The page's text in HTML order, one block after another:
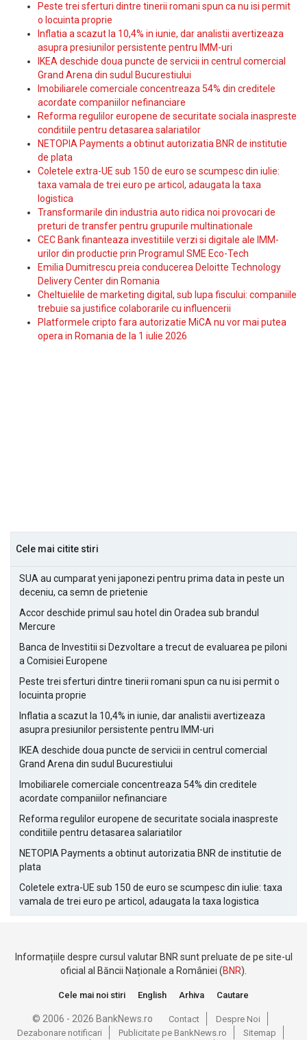
Peste trei sferturi dintre tinerii romani spun ca nu isi permit
o locuinta proprie
Inflatia a scazut la 10,4% in iunie, dar analistii avertizeaza
asupra presiunilor persistente pentru IMM-uri
IKEA deschide doua puncte de servicii in centrul comercial
Grand Arena din sudul Bucurestiului
Imobiliarele comerciale concentreaza 54% din creditele
acordate companiilor nefinanciare
Reforma regulilor europene de securitate sociala inaspreste
conditiile pentru detasarea salariatilor
NETOPIA Payments a obtinut autorizatia BNR de institutie
de plata
Coletele extra-UE sub 150 de euro se scumpesc din iulie:
taxa vamala de trei euro pe articol, adaugata la taxa
logistica
Transformarile din industria auto ridica noi provocari de
preturi de transfer pentru grupurile multinationale
CEC Bank finanteaza investitiile verzi si digitale ale IMM-
urilor din productie prin Programul SME Eco-Tech
Emilia Dumitrescu preia conducerea Deloitte Technology
Delivery Center din Romania
Cheltuielile de marketing digital, sub lupa fiscului: companiile
trebuie sa justifice colaborarile cu influencerii
Platformele cripto fara autorizatie MiCA nu vor mai putea
opera in Romania de la 1 iulie 2026
Cele mai citite stiri
SUA au cumparat yeni japonezi pentru prima data in peste un
deceniu, ca semn de prietenie
Accor deschide primul sau hotel din Oradea sub brandul
Mercure
Banca de Investitii si Dezvoltare a trecut de evaluarea pe piloni
a Comisiei Europene
Peste trei sferturi dintre tinerii romani spun ca nu isi permit o
locuinta proprie
Inflatia a scazut la 10,4% in iunie, dar analistii avertizeaza
asupra presiunilor persistente pentru IMM-uri
IKEA deschide doua puncte de servicii in centrul comercial
Grand Arena din sudul Bucurestiului
Imobiliarele comerciale concentreaza 54% din creditele
acordate companiilor nefinanciare
Reforma regulilor europene de securitate sociala inaspreste
conditiile pentru detasarea salariatilor
NETOPIA Payments a obtinut autorizatia BNR de institutie de
plata
Coletele extra-UE sub 150 de euro se scumpesc din iulie: taxa
vamala de trei euro pe articol, adaugata la taxa logistica
Informațiile despre cursul valutar BNR sunt preluate de pe site-ul
oficial al Băncii Naționale a României (BNR).
Cele mai noi stiri English Arhiva Cautare
© 2006 - 2026 BankNews.ro Contact
Despre Noi
Dezabonare notificari
Publicitate pe BankNews.ro Sitemap